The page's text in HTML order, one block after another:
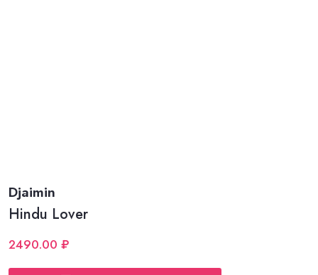
Djaimin
Hindu Lover
2490.00 ₽